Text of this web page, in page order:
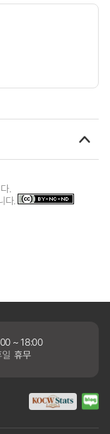
.
다.
~ 18:00
휴무